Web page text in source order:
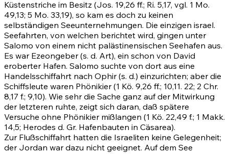
Küstenstriche im Besitz (Jos. 19,26 ff.; Ri. 5,17, vgl. 1 Mo.
49,13; 5 Mo. 33,19), so kam es doch zu keinen
selbständigen Seeunternehmungen. Die einzigen israel.
Seefahrten, von welchen berichtet wird, gingen unter
Salomo von einem nicht palästinensischen Seehafen aus.
Es war Ezeongeber (s. d. Art), ein schon von David
eroberter Hafen. Salomo suchte von dort aus eine
Handelsschiffahrt nach Ophir (s. d.) einzurichten; aber die
Schiffsleute waren Phönikier (1 Kö. 9,26 ff.; 10,11. 22; 2 Chr.
8,17 f.; 9,10). Wie sehr die Sache ganz auf der Mitwirkung
der letzteren ruhte, zeigt sich daran, daß spätere
Versuche ohne Phönikier mißlangen (1 Kö. 22,49 f.; 1 Makk.
14,5; Herodes d. Gr. Hafenbauten in Cäsarea).
Zur Flußschiffahrt hatten die Israeliten keine Gelegenheit;
der Jordan war dazu nicht geeignet. Auf dem See